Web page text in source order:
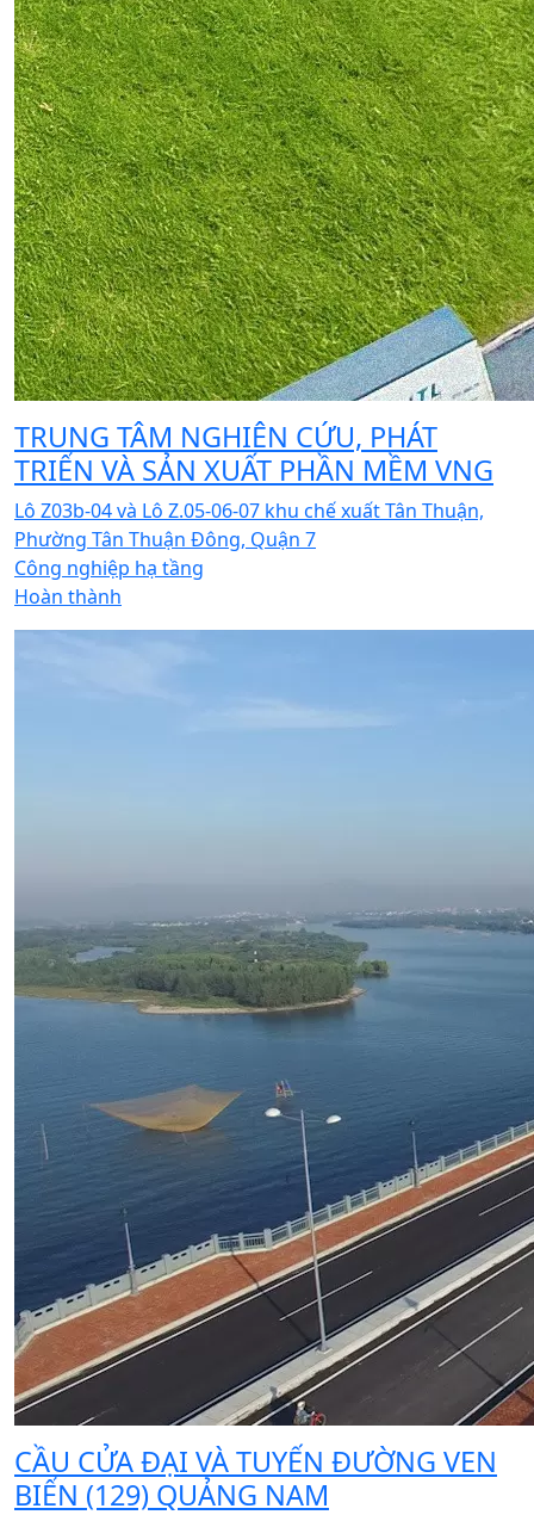
TRUNG TÂM NGHIÊN CỨU, PHÁT
TRIỂN VÀ SẢN XUẤT PHẦN MỀM VNG
Lô Z03b-04 và Lô Z.05-06-07 khu chế xuất Tân Thuận,
Phường Tân Thuận Đông, Quận 7
Công nghiệp hạ tầng
Hoàn thành
CẦU CỬA ĐẠI VÀ TUYẾN ĐƯỜNG VEN
BIỂN (129) QUẢNG NAM